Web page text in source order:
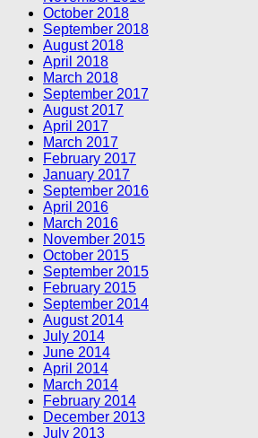
October 2018
September 2018
August 2018
April 2018
March 2018
September 2017
August 2017
April 2017
March 2017
February 2017
January 2017
September 2016
April 2016
March 2016
November 2015
October 2015
September 2015
February 2015
September 2014
August 2014
July 2014
June 2014
April 2014
March 2014
February 2014
December 2013
July 2013